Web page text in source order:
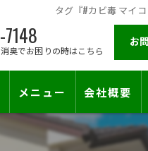
タグ『#カビ毒 マイ
臭でお困りの時はこちら
お
メニュー 会社概要
施工対応エ